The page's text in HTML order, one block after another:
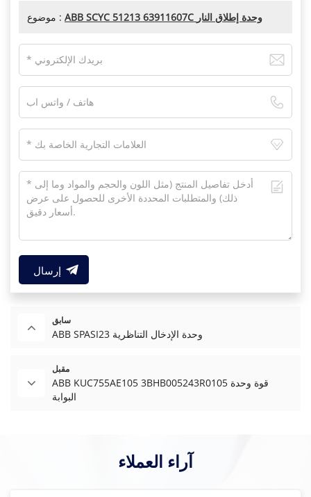
موضوع : ABB SCYC 51213 63911607C وحدة إطلاق النار
إرسال
سابق
ABB SPASI23 وحدة الإدخال التناظرية
مقبل
ABB KUC755AE105 3BHB005243R0105 قوة وحدة
البوابة
آراء العملاء